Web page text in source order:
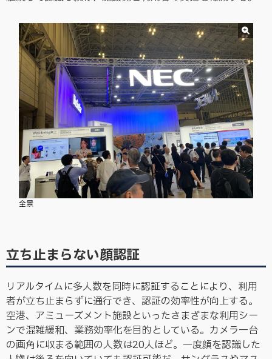
全景
立ち止まらない顔認証
リアルタイムに多人数を同時に認証することにより、利用
者が立ち止まらずに通行でき、認証の効率性が向上する。
空港、アミューズメント施設といったさまざまな利用シー
ンで混雑緩和、業務効率化を目的としている。カメラ一台
の画角に収まる範囲の人数は20人ほど。一度顔を認識した